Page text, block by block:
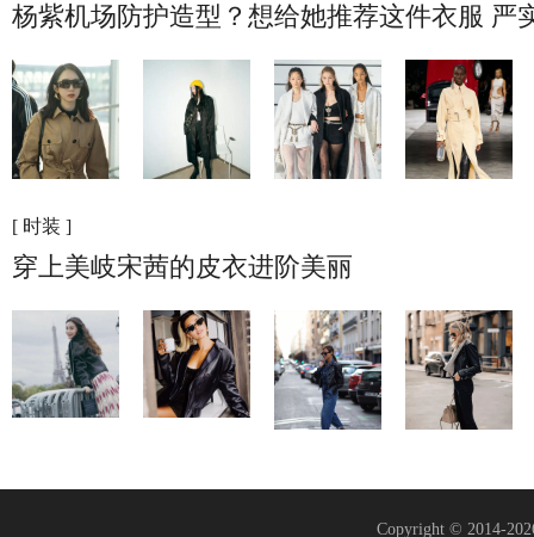
杨紫机场防护造型？想给她推荐这件衣服 严
[ 时装 ]
穿上美岐宋茜的皮衣进阶美丽
Copyright © 2014-